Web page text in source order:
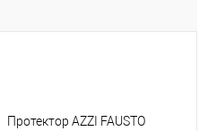
Протектор AZZI FAUSTO